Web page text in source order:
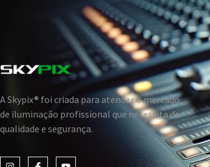
A Skypix® foi criada para atender o mercado
de iluminação profissional que necessita de
qualidade e segurança.